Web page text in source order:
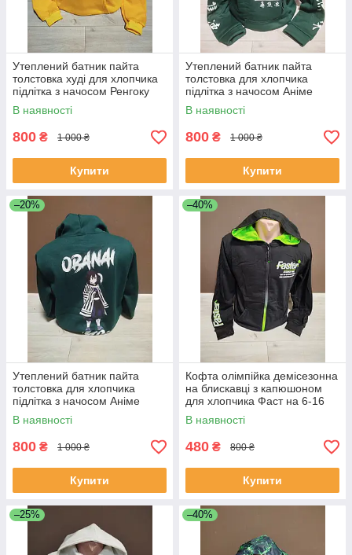
Утеплений батник пайта
толстовка худі для хлопчика
підлітка з начосом Ренгоку
Клинок розсікаючий демона
Аніме на 11-16 років
В наявності
800 ₴ 1 000 ₴
Купити
Утеплений батник пайта
толстовка для хлопчика
підлітка з начосом Аніме
Шото Тодорокі Геройська
академія на 13-18 років
В наявності
800 ₴ 1 000 ₴
Купити
–20%
Утеплений батник пайта
толстовка для хлопчика
підлітка з начосом Аніме
Винищувач демонів Обонаі
на 13-18 років зелений
В наявності
800 ₴ 1 000 ₴
Купити
–40%
Кофта олімпійка демісезонна
на блискавці з капюшоном
для хлопчика Фаст на 6-16
років чорна
В наявності
480 ₴ 800 ₴
Купити
–25% –40%